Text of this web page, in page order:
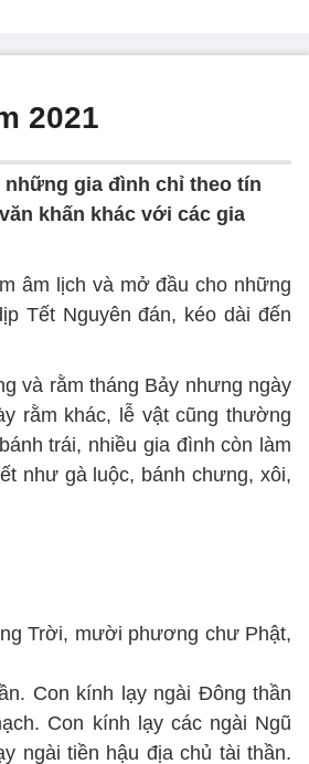
2021
những gia đình chỉ theo tín
khấn khác với các gia
âm lịch và mở đầu cho những
Tết Nguyên đán, kéo dài đến
và rằm tháng Bảy nhưng ngày
rằm khác, lễ vật cũng thường
trái, nhiều gia đình còn làm
như gà luộc, bánh chưng, xôi,
Trời, mười phương chư Phật,
Con kính lạy ngài Đông thần
Con kính lạy các ngài Ngũ
ngài tiền hậu địa chủ tài thần.